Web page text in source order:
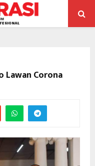
Lawan Corona